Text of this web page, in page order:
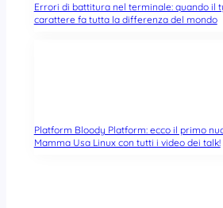
Errori di battitura nel terminale: quando il
carattere fa tutta la differenza del mondo
Platform Bloody Platform: ecco il primo
Mamma Usa Linux con tutti i video dei talk!